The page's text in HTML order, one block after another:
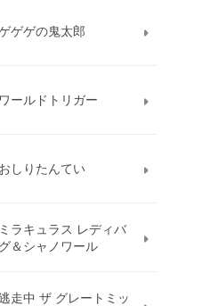
ゲゲの鬼太郎
ワールドトリガー
おしりたんてい
ミラキュラス レディバ
グ＆シャノワール
走中 ザ グレートミッ